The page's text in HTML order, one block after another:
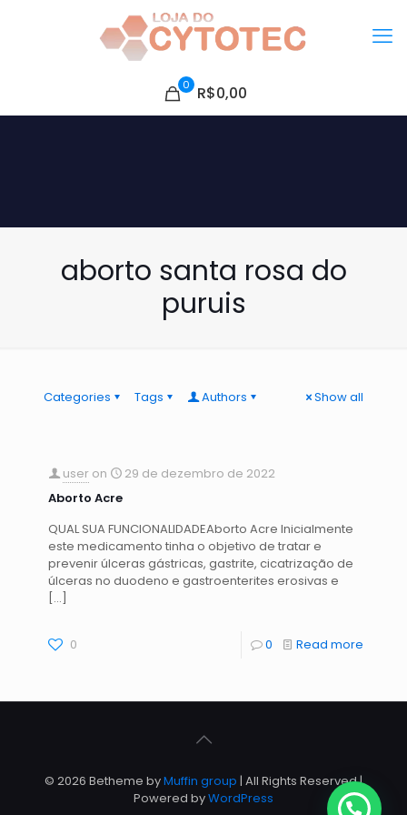
0 R$0,00
aborto santa rosa do
puruis
Categories Tags Authors Show all
user on
29 de dezembro de 2022
Aborto Acre
QUAL SUA FUNCIONALIDADEAborto Acre Inicialmente
este medicamento tinha o objetivo de tratar e
prevenir úlceras gástricas, gastrite, cicatrização de
úlceras no duodeno e gastroenterites erosivas e
[…]
0 0 Read more
© 2026 Betheme byMuffin group | All Rights Reserved |
Powered byWordPress